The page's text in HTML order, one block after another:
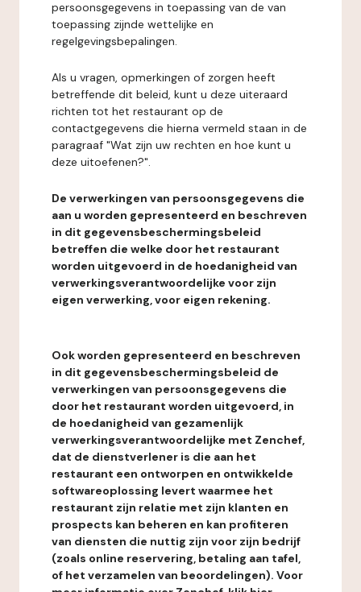
persoonsgegevens in toepassing van de van
toepassing zijnde wettelijke en
regelgevingsbepalingen.
Als u vragen, opmerkingen of zorgen heeft
betreffende dit beleid, kunt u deze uiteraard
richten tot het restaurant op de
contactgegevens die hierna vermeld staan in de
paragraaf "Wat zijn uw rechten en hoe kunt u
deze uitoefenen?".
De verwerkingen van persoonsgegevens die
aan u worden gepresenteerd en beschreven
in dit gegevensbeschermingsbeleid
betreffen die welke door het restaurant
worden uitgevoerd in de hoedanigheid van
verwerkingsverantwoordelijke voor zijn
eigen verwerking, voor eigen rekening.
Ook worden gepresenteerd en beschreven
in dit gegevensbeschermingsbeleid de
verwerkingen van persoonsgegevens die
door het restaurant worden uitgevoerd, in
de hoedanigheid van gezamenlijk
verwerkingsverantwoordelijke met Zenchef,
dat de dienstverlener is die aan het
restaurant een ontworpen en ontwikkelde
softwareoplossing levert waarmee het
restaurant zijn relatie met zijn klanten en
prospects kan beheren en kan profiteren
van diensten die nuttig zijn voor zijn bedrijf
(zoals online reservering, betaling aan tafel,
of het verzamelen van beoordelingen). Voor